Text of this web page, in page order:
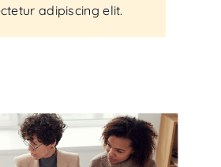
adipiscing elit.